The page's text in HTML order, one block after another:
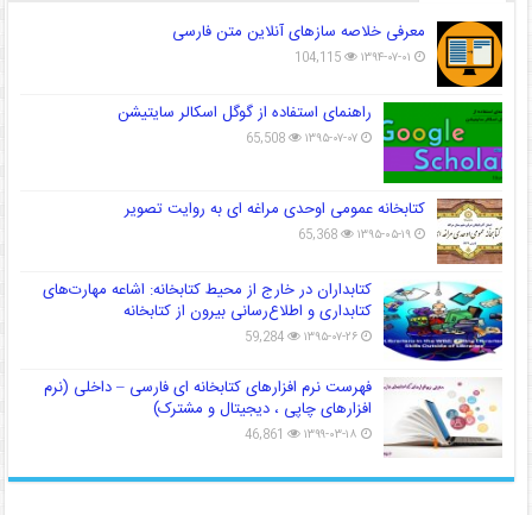
معرفی خلاصه سازهای آنلاین متن فارسی
۱۳۹۴-۰۷-۰۱ 104,115
راهنمای استفاده از گوگل اسکالر سایتیشن
۱۳۹۵-۰۷-۰۷ 65,508
کتابخانه عمومی اوحدی مراغه ای به روایت تصویر
۱۳۹۵-۰۵-۱۹ 65,368
کتابداران در خارج از محیط کتابخانه: اشاعه مهارت‌های
کتابداری و اطلاع‌رسانی بیرون از کتابخانه
۱۳۹۵-۰۷-۲۶ 59,284
فهرست نرم افزارهای کتابخانه ای فارسی – داخلی (نرم
افزارهای چاپی ، دیجیتال و مشترک)
۱۳۹۹-۰۳-۱۸ 46,861